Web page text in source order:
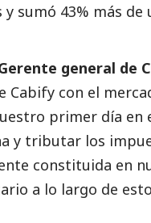
sumó 43% más
general de
Cabify con el
primer día en
y tributar los
constituida en
a lo largo de